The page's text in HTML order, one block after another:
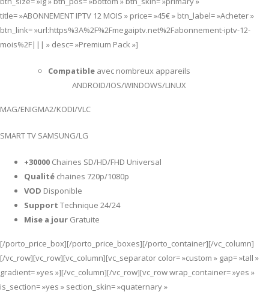
title= »ABONNEMENT IPTV 12 MOIS » price= »45€ » btn_label= »Acheter »
btn_link= »url:https%3A%2F%2Fmegaiptv.net%2Fabonnement-iptv-12-
mois%2F||| » desc= »Premium Pack »]
Compatible avec nombreux appareils
ANDROID/IOS/WINDOWS/LINUX
MAG/ENIGMA2/KODI/VLC
SMART TV SAMSUNG/LG
+30000 Chaines SD/HD/FHD Universal
Qualité chaines 720p/1080p
VOD Disponible
Support Technique 24/24
Mise a jour Gratuite
[/porto_price_box][/porto_price_boxes][/porto_container][/vc_column]
[/vc_row][vc_row][vc_column][vc_separator color= »custom » gap= »tall »
gradient= »yes »][/vc_column][/vc_row][vc_row wrap_container= »yes »
is_section= »yes » section_skin= »quaternary »